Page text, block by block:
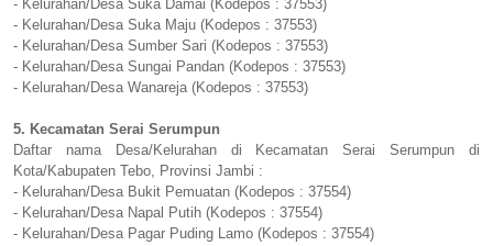
- Kelurahan/Desa Suka Damai (Kodepos : 37553)
- Kelurahan/Desa Suka Maju (Kodepos : 37553)
- Kelurahan/Desa Sumber Sari (Kodepos : 37553)
- Kelurahan/Desa Sungai Pandan (Kodepos : 37553)
- Kelurahan/Desa Wanareja (Kodepos : 37553)
5. Kecamatan Serai Serumpun
Daftar nama Desa/Kelurahan di Kecamatan Serai Serumpun di
Kota/Kabupaten Tebo, Provinsi Jambi :
- Kelurahan/Desa Bukit Pemuatan (Kodepos : 37554)
- Kelurahan/Desa Napal Putih (Kodepos : 37554)
- Kelurahan/Desa Pagar Puding Lamo (Kodepos : 37554)